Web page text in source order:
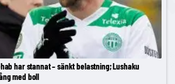
har stannat – sänkt belastning; Lushaku
med boll